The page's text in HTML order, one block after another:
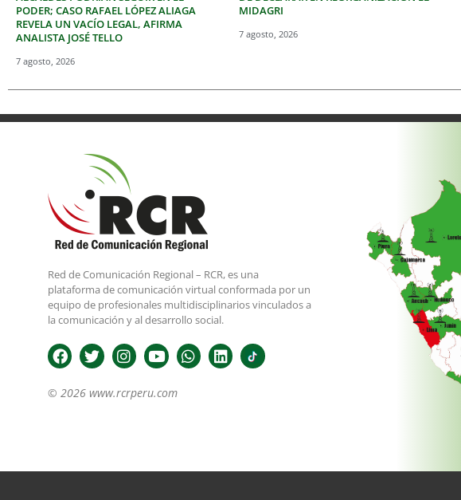
PODER; CASO RAFAEL LÓPEZ ALIAGA
REVELA UN VACÍO LEGAL, AFIRMA
ANALISTA JOSÉ TELLO
7 agosto, 2026
MIDAGRI
7 agosto, 2026
Red de Comunicación Regional – RCR, es una
plataforma de comunicación virtual conformada por un
equipo de profesionales multidisciplinarios vinculados a
la comunicación y al desarrollo social.
© 2026 www.rcrperu.com